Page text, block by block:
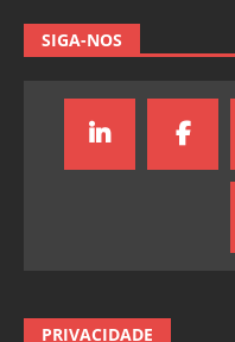
SIGA-NOS
PRIVACIDADE